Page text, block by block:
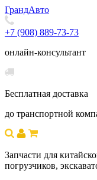
ГрандАвто
+7 (908) 889-73-73
онлайн-консультант
Бесплатная доставка
до транспортной
Запчасти для
погрузчиков,